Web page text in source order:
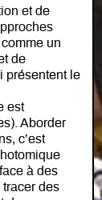
et de
comme un
de
présentent le
est
Aborder
c’est
à des
tracer des